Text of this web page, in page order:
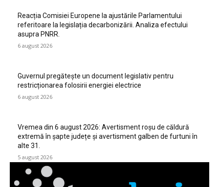
Reacția Comisiei Europene la ajustările Parlamentului
referitoare la legislația decarbonizării. Analiza efectului
asupra PNRR.
6 august 2026
Guvernul pregătește un document legislativ pentru
restricționarea folosirii energiei electrice
6 august 2026
Vremea din 6 august 2026: Avertisment roșu de căldură
extremă în șapte județe și avertisment galben de furtuni în
alte 31.
5 august 2026